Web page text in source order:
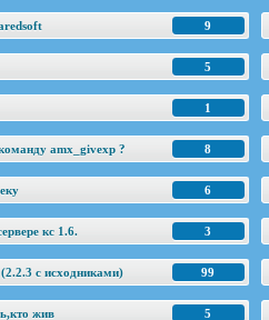
9
5
1
8
amx_givexp ?
6
3
кс 1.6.
99
c исходниками)
5
жив